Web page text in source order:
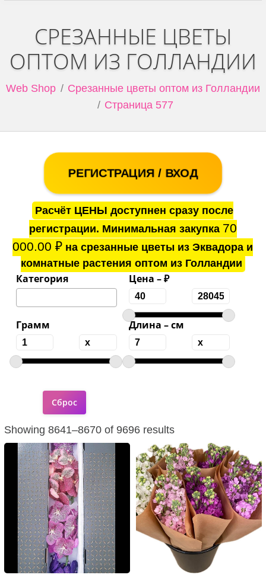
СРЕЗАННЫЕ ЦВЕТЫ
ОПТОМ ИЗ ГОЛЛАНДИИ
Web Shop
Срезанные цветы оптом из Голландии
Страница 577
РЕГИСТРАЦИЯ / ВХОД
Расчёт ЦЕНЫ доступнен сразу после
регистрации. Минимальная закупка 70
000.00₽ на срезанные цветы из Эквадора и
комнатные растения оптом из Голландии
Категория Цена – ₽
Грамм Длина – см
Showing 8641–8670 of 9696 results